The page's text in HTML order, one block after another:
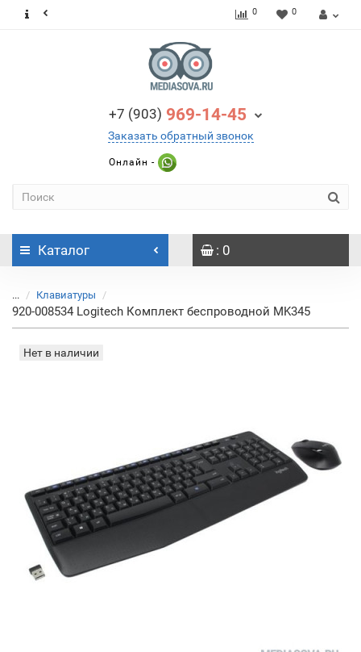
0 0
+7 (903) 969-14-45
Заказать обратный звонок
Онлайн -
Каталог : 0
... Клавиатуры
920-008534 Logitech Комплект беспроводной MK345
Нет в наличии